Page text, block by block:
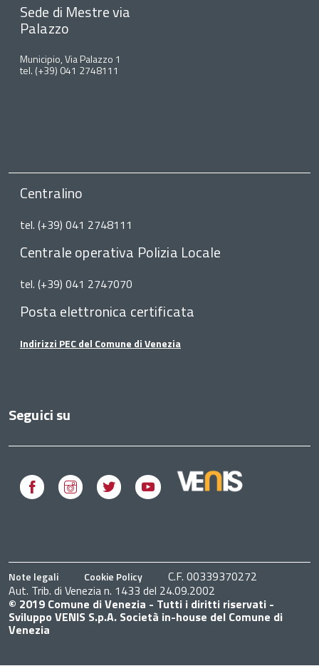
Sede di Mestre via
Palazzo
Municipio, Via Palazzo 1
tel. (+39) 041 2748111
Centralino
tel. (+39) 041 2748111
Centrale operativa Polizia Locale
tel. (+39) 041 2747070
Posta elettronica certificata
Indirizzi PEC del Comune di Venezia
Seguici su
Facebook Instagram Twitter Youtube
Note legali Cookie Policy
C.F. 00339370272
Aut. Trib. di Venezia n. 1433 del 24.09.2002
© 2019 Comune di Venezia - Tutti i diritti riservati -
Sviluppo VENIS S.p.A. Società in-house del Comune di
Venezia